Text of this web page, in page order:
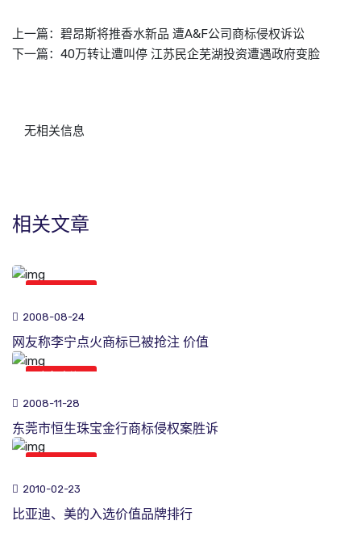
上一篇： 碧昂斯将推香水新品 遭A&F公司商标侵权诉讼
下一篇： 40万转让遭叫停 江苏民企芜湖投资遭遇政府变脸
无相关信息
相关文章
2008-08-24
网友称李宁点火商标已被抢注 价值
2008-11-28
东莞市恒生珠宝金行商标侵权案胜诉
2010-02-23
比亚迪、美的入选价值品牌排行